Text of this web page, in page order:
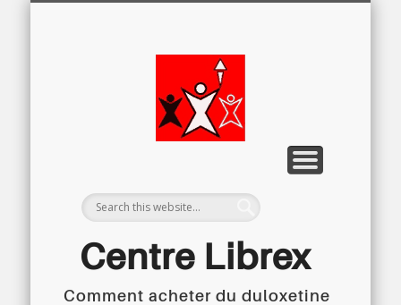
Centre Librex
Comment acheter du duloxetine